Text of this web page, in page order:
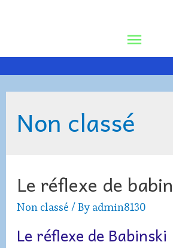
Main
Menu
Non classé
Le réflexe de
Non classé / By admin8130
Le réflexe de Babinski